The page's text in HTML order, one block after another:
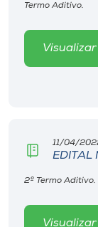
Termo Aditivo.
Visualizar
11/04/
EDITAL
2º Termo Aditivo.
Visualizar